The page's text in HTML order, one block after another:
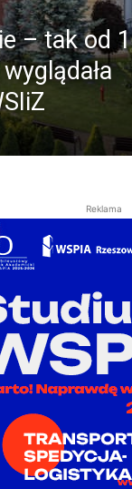
– tak od 1
Reklama